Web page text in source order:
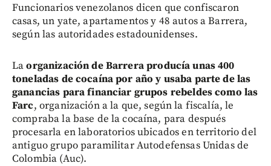
Funcionarios venezolanos dicen que confiscaron
casas, un yate, apartamentos y 48 autos a Barrera,
según las autoridades estadounidenses.
Laorganización de Barrera producía unas 400
toneladas de cocaína por año y usaba parte de las
ganancias para financiar grupos rebeldes como las
Farc, organización a la que, según la fiscalía, le
compraba la base de la cocaína, para después
procesarla en laboratorios ubicados en territorio del
antiguo grupo paramilitar Autodefensas Unidas de
Colombia (Auc).